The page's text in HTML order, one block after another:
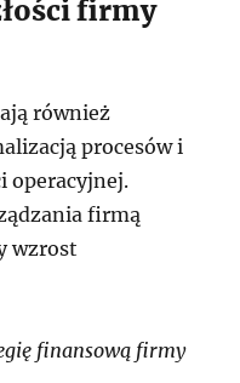
firmy
również
procesów i
operacyjnej.
firmą
wzrost
finansową firmy